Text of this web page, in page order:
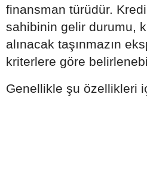
finansman türüdür.
sahibinin gelir durumu,
alınacak taşınmazın
kriterlere göre
Genellikle şu özellikleri